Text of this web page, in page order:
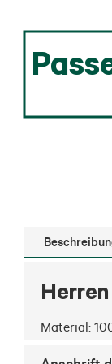
Material: